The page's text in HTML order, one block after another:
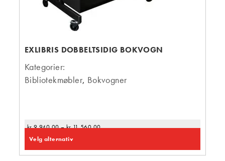
EXLIBRIS DOBBELTSIDIG BOKVOGN
Kategorier:
Bibliotekmøbler, Bokvogner
kr9 940,00 – kr11 560,00
Velg alternativ